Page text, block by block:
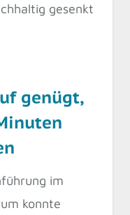
gesenkt
genügt,
im
konnte